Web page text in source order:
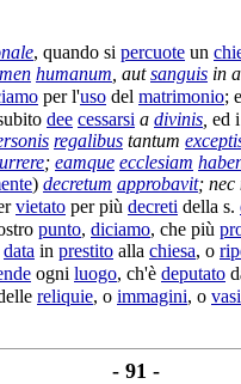
, quando si percuote un
humanum , autsanguis in
per l'uso del matrimonio;
dee cessarsi a divinis ed i
regalibus tantum
; eamque ecclesiam
) decretum approbavit; nec
vietato per più decreti della s.
punto, diciamo, che più
data in prestito alla chiesa, o
ogni luogo, ch'è deputato
reliquie, o immagini, o vasi
- 91 -